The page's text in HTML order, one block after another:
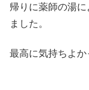
帰りに薬師の湯
ました。
最高に気持ちよか